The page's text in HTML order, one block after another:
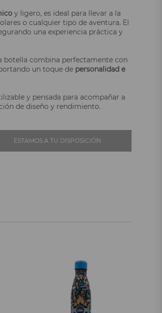
y ligero, es ideal para llevar a la
o cualquier tipo de aventura. El
una experiencia práctica y
botella combina perfectamente con
un toque de personalidad e
y pensada para acompañar a
de diseño y rendimiento.
ESTAMOS A TU DISPOSICIÓN